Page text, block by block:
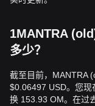
1MANTRA
多少？
截至目前，MANTRA
$0.06497 USD。您
换 153.93 OM。在过